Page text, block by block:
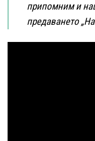
припомним и
предаването